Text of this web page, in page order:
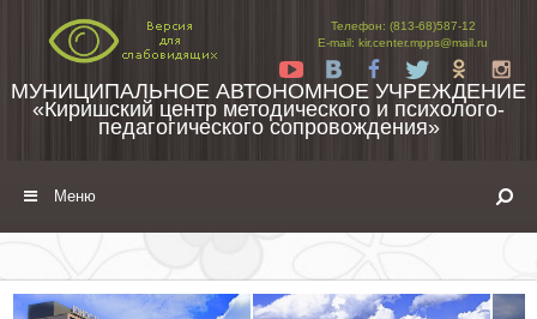
Телефон: (813-68)587-12
E-mail: kir.center.mpps@mail.ru
Yt
Tw
МУНИЦИПАЛЬНОЕ АВТОНОМНОЕ УЧРЕЖДЕНИЕ
«Киришский центр методического и психолого-
педагогического сопровождения»
Меню